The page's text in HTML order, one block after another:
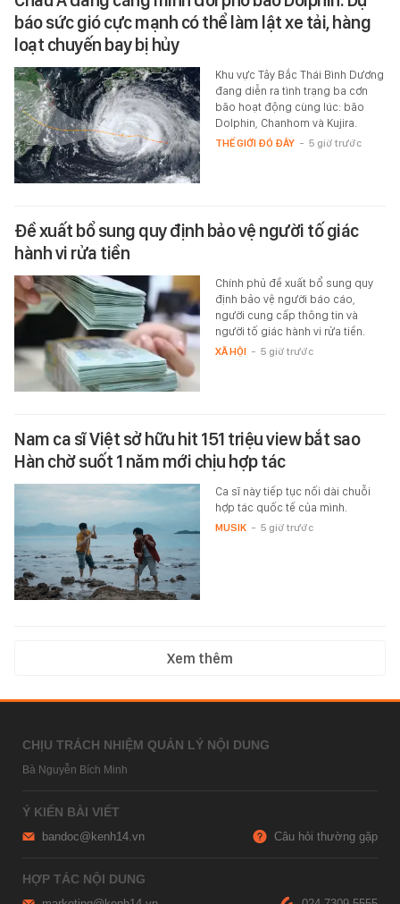
báo sức gió cực mạnh có thể làm lật xe tải, hàng
loạt chuyến bay bị hủy
Khu vực Tây Bắc Thái Bình Dương
đang diễn ra tình trạng ba cơn
bão hoạt động cùng lúc: bão
Dolphin, Chanhom và Kujira.
THẾ GIỚI ĐÓ ĐÂY - 5 giờ trước
Đề xuất bổ sung quy định bảo vệ người tố giác
hành vi rửa tiền
Chính phủ đề xuất bổ sung quy
định bảo vệ người báo cáo,
người cung cấp thông tin và
người tố giác hành vi rửa tiền.
XÃ HỘI - 5 giờ trước
Nam ca sĩ Việt sở hữu hit 151 triệu view bắt sao
Hàn chờ suốt 1 năm mới chịu hợp tác
Ca sĩ này tiếp tục nối dài chuỗi
hợp tác quốc tế của mình.
MUSIK - 5 giờ trước
Xem thêm
CHỊU TRÁCH NHIỆM QUẢN LÝ NỘI DUNG
Bà Nguyễn Bích Minh
Ý KIẾN BÀI VIẾT
bandoc@kenh14.vn Câu hỏi thường gặp
HỢP TÁC NỘI DUNG